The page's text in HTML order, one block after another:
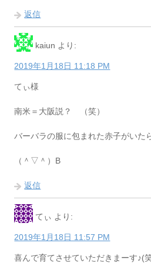
返信
kaiun より:
2019年1月18日 11:18 PM
てぃ様
南米＝大阪説？ （笑）
バーバラの服に包まれた赤子がいた
（＾▽＾）B
返信
てぃ より:
2019年1月18日 11:57 PM
喜んで育てさせていただきまーす♪(